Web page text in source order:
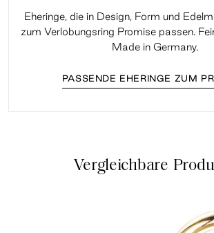
Eheringe, die in Design, Form und
zum Verlobungsring Promise passen.
Made in Germany.
PASSENDE EHERINGE ZUM
Vergleichbare